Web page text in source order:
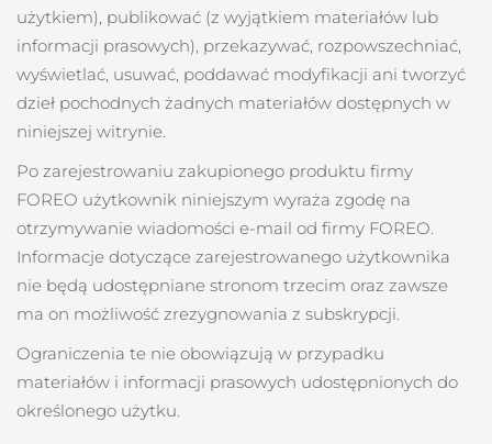
użytkiem), publikować (z wyjątkiem materiałów lub
informacji prasowych), przekazywać, rozpowszechniać,
wyświetlać, usuwać, poddawać modyfikacji ani tworzyć
dzieł pochodnych żadnych materiałów dostępnych w
niniejszej witrynie.
Po zarejestrowaniu zakupionego produktu firmy
FOREO użytkownik niniejszym wyraża zgodę na
otrzymywanie wiadomości e-mail od firmy FOREO.
Informacje dotyczące zarejestrowanego użytkownika
nie będą udostępniane stronom trzecim oraz zawsze
ma on możliwość zrezygnowania z subskrypcji.
Ograniczenia te nie obowiązują w przypadku
materiałów i informacji prasowych udostępnionych do
określonego użytku.